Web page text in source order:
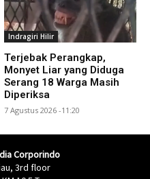
Indragiri Hilir
Terjebak Perangkap,
Monyet Liar yang Diduga
Serang 18 Warga Masih
Diperiksa
7 Agustus 2026 -11:20
Corporindo
3rd floor